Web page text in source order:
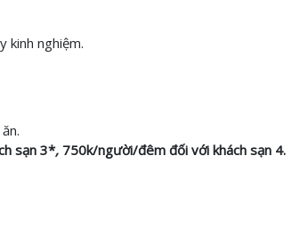
kinh nghiệm.
sạn 3*, 750k/người/đêm đối với khách sạn 4.